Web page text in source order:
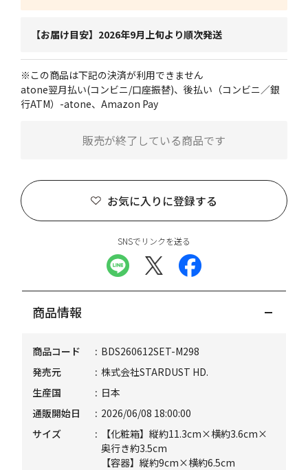
【お届け目安】2026年9月上旬より順次発送
※この商品は下記の決済が利用できません
atone翌月払い(コンビニ/口座振替)、後払い（コンビニ／銀
行ATM）-atone、Amazon Pay
お気に入りに登録する
販売が終了している商品です
SNSでリンクを送る
商品情報
商品コード
BDS260612SET-M298
発売元
株式会社STARDUST HD.
生産国
日本
通販開始日
2026/06/08 18:00:00
サイズ
【化粧箱】縦約11.3cm×横約3.6cm×
奥行き約3.5cm
【容器】縦約9cm×横約6.5cm